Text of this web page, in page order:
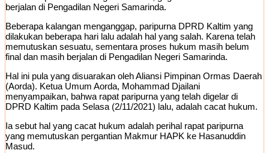
berjalan di Pengadilan Negeri Samarinda.
Beberapa kalangan menganggap, paripurna DPRD Kaltim yang
dilakukan beberapa hari lalu adalah hal yang salah. Karena telah
memutuskan sesuatu, sementara proses hukum masih belum
final dan masih berjalan di Pengadilan Negeri Samarinda.
Hal ini pula yang disuarakan oleh Aliansi Pimpinan Ormas Daerah
(Aorda). Ketua Umum Aorda, Mohammad Djailani
menyampaikan, bahwa rapat paripurna yang telah digelar di
DPRD Kaltim pada Selasa (2/11/2021) lalu, adalah cacat hukum.
Ia sebut hal yang cacat hukum adalah perihal rapat paripurna
yang memutuskan pergantian Makmur HAPK ke Hasanuddin
Masud.